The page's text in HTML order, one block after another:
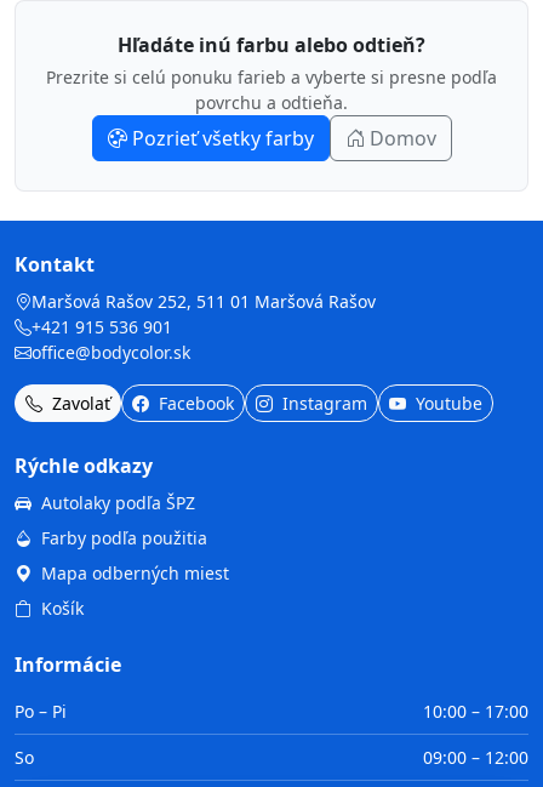
Hľadáte inú farbu alebo odtieň?
Prezrite si celú ponuku farieb a vyberte si presne podľa
povrchu a odtieňa.
Pozrieť všetky farby Domov
Kontakt
Maršová Rašov 252, 511 01 Maršová Rašov
+421 915 536 901
office@bodycolor.sk
Zavolať Facebook Instagram Youtube
Rýchle odkazy
Autolaky podľa ŠPZ
Farby podľa použitia
Mapa odberných miest
Košík
Informácie
Po – Pi
10:00 – 17:00
So
09:00 – 12:00